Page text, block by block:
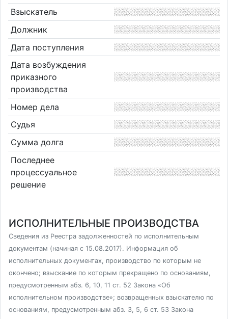
Взыскатель
Должник
Дата поступления
Дата возбуждения
приказного
производства
Номер дела
Судья
Сумма долга
Последнее
процессуальное
решение
ИСПОЛНИТЕЛЬНЫЕ ПРОИЗВОДСТВА
Сведения из Реестра задолженностей по исполнительным
документам (начиная с 15.08.2017). Информация об
исполнительных документах, производство по которым не
окончено; взыскание по которым прекращено по основаниям,
предусмотренным абз. 6, 10, 11 ст. 52 Закона «Об
исполнительном производстве»; возвращенных взыскателю по
основаниям, предусмотренным абз. 3, 5, 6 ст. 53 Закона